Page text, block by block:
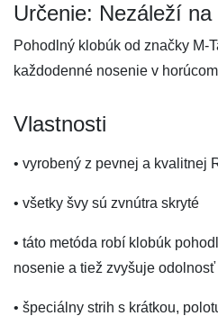
Určenie: Nezáleží
Pohodlný klobúk od značky M-
každodenné nosenie v
Vlastnosti
• vyrobený z pevnej a kvalitnej
• všetky švy sú zvnútra skryté
• táto metóda robí klobúk
nosenie a tiež zvyšuje
• špeciálny strih s krátkou,